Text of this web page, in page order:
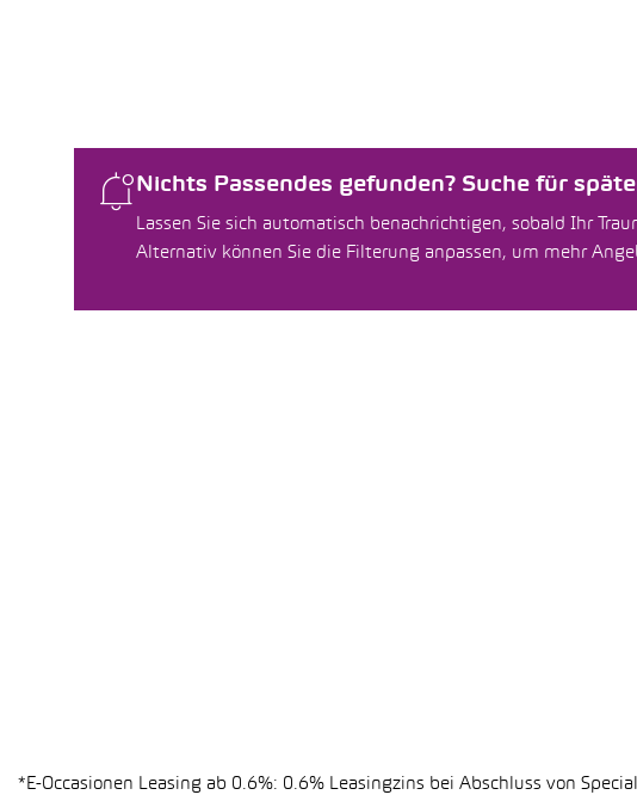
Nichts Passendes gefunden? Suche für
Lassen Sie sich automatisch benachrichtigen, sobald Ihr
Alternativ können Sie die Filterung anpassen, um mehr
*E-Occasionen Leasing ab 0.6%: 0.6% Leasingzins bei Abschluss von